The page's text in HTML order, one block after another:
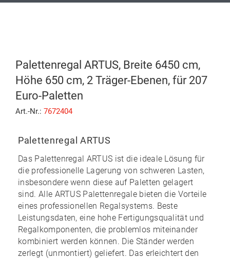
Palettenregal ARTUS, Breite 6450 cm,
Höhe 650 cm, 2 Träger-Ebenen, für 207
Euro-Paletten
Art.-Nr.: 7672404
Palettenregal ARTUS
Das Palettenregal ARTUS ist die ideale Lösung für
die professionelle Lagerung von schweren Lasten,
insbesondere wenn diese auf Paletten gelagert
sind. Alle ARTUS Palettenregale bieten die Vorteile
eines professionellen Regalsystems. Beste
Leistungsdaten, eine hohe Fertigungsqualität und
Regalkomponenten, die problemlos miteinander
kombiniert werden können. Die Ständer werden
zerlegt (unmontiert) geliefert. Das erleichtert den